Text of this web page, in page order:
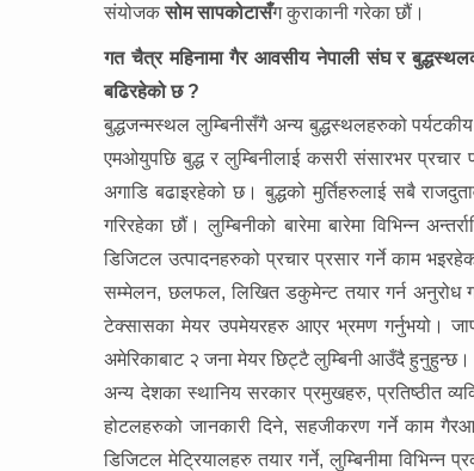
संयोजकसोम सापकोटासँग कुराकानी गरेका छौं।
गत चैत्र महिनामा गैर आवसीय नेपाली संघ र
बढिरहेको छ ?
बुद्धजन्मस्थल लुम्बिनीसँगै अन्य बुद्धस्थलहरुको
एमओयुपछि बुद्ध र लुम्बिनीलाई कसरी संसारभर प्रचार
अगाडि बढाइरहेको छ। बुद्धको मुर्तिहरुलाई सबै
गरिरहेका छौं। लुम्बिनीको बारेमा बारेमा विभिन्न
डिजिटल उत्पादनहरुको प्रचार प्रसार गर्ने काम
सम्मेलन, छलफल, लिखित डकुमेन्ट तयार गर्न अनुरोध
टेक्सासका मेयर उपमेयरहरु आएर भ्रमण गर्नुभयो।
अमेरिकाबाट २ जना मेयर छिट्टै लुम्बिनी आउँदै हुनुहुन्छ।
अन्य देशका स्थानिय सरकार प्रमुखहरु, प्रतिष्ठीत
होटलहरुको जानकारी दिने, सहजीकरण गर्ने काम
डिजिटल मेट्रियालहरु तयार गर्ने, लुम्बिनीमा विभिन्न